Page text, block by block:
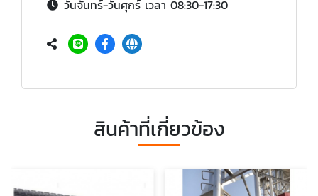
วันจันทร์-วันศุกร์ เวลา 08:30-17:30
สินค้าที่เกี่ยวข้อง